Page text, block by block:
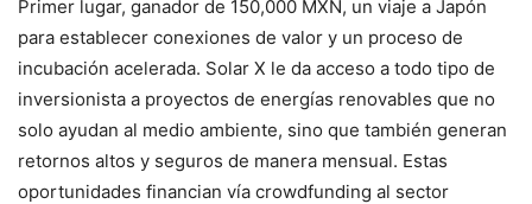
Primer lugar, ganador de 150,000 MXN, un viaje a Japón
para establecer conexiones de valor y un proceso de
incubación acelerada. Solar X le da acceso a todo tipo de
inversionista a proyectos de energías renovables que no
solo ayudan al medio ambiente, sino que también generan
retornos altos y seguros de manera mensual. Estas
oportunidades financian vía crowdfunding al sector